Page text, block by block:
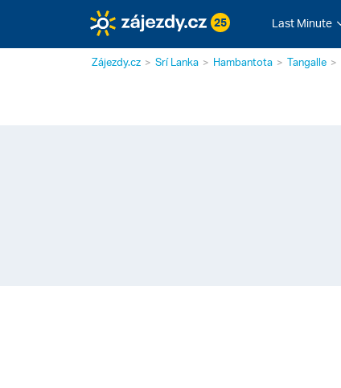
25 Last Minute
Zájezdy.cz Srí Lanka Hambantota Tangalle